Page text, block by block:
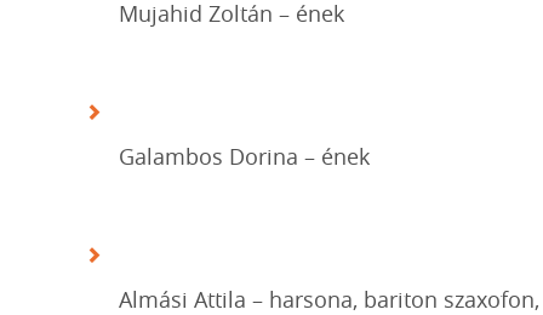
Mujahid Zoltán – ének
Galambos Dorina – ének
Almási Attila – harsona, bariton